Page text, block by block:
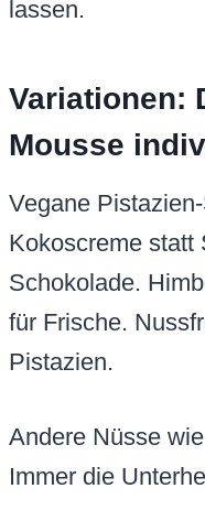
lassen.
Variationen:
Mousse
Vegane
Kokoscreme statt
Schokolade.
für Frische.
Pistazien.
Andere Nüsse
Immer die